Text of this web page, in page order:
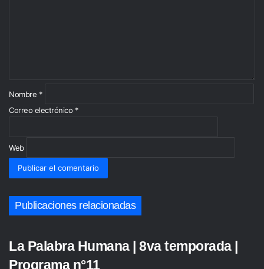
*
Nombre *
Correo electrónico *
Web
Publicaciones relacionadas
La Palabra Humana | 8va temporada |
Programa n°11